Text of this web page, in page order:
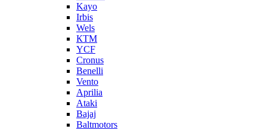
Kayo
Irbis
Wels
КТМ
YCF
Cronus
Benelli
Vento
Aprilia
Ataki
Bajaj
Baltmotors